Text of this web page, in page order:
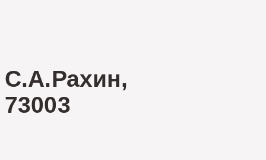
С.А.Рахин,
73003